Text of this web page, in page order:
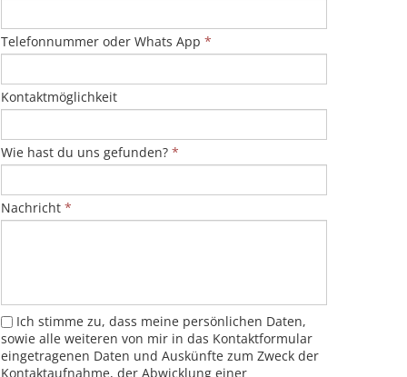
Telefonnummer oder Whats App *
Kontaktmöglichkeit
Wie hast du uns gefunden? *
Nachricht *
Ich stimme zu, dass meine persönlichen Daten,
sowie alle weiteren von mir in das Kontaktformular
eingetragenen Daten und Auskünfte zum Zweck der
Kontaktaufnahme, der Abwicklung einer